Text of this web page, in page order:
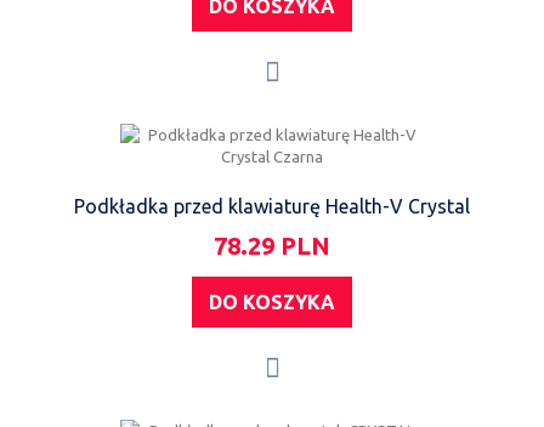
DO KOSZYKA
Podkładka przed klawiaturę Health-V Crystal
78.29 PLN
DO KOSZYKA